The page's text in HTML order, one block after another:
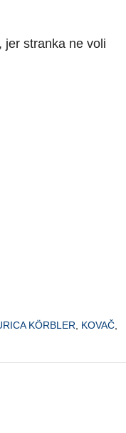
jer stranka ne voli
KÖRBLER KOVAČ